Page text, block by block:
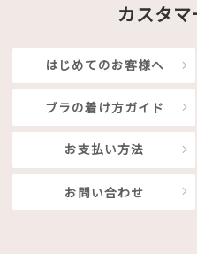
カスタ
はじめてのお客様へ
ブラの着け方ガイド
お支払い方法
お問い合わせ